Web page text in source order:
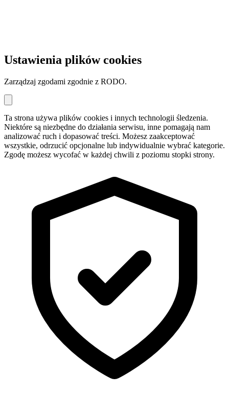
Ustawienia plików cookies
Zarządzaj zgodami zgodnie z RODO.
Ta strona używa plików cookies i innych technologii śledzenia.
Niektóre są niezbędne do działania serwisu, inne pomagają nam
analizować ruch i dopasować treści. Możesz zaakceptować
wszystkie, odrzucić opcjonalne lub indywidualnie wybrać kategorie.
Zgodę możesz wycofać w każdej chwili z poziomu stopki strony.